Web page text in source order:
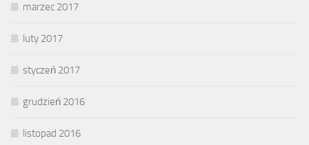
marzec 2017
luty 2017
styczeń 2017
grudzień 2016
listopad 2016